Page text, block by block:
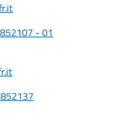
- 01